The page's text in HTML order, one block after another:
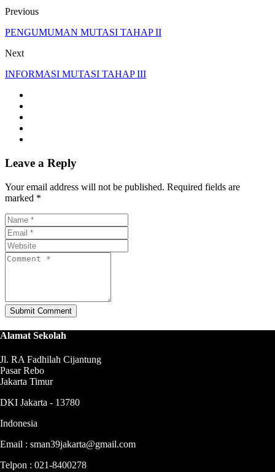
Previous
PENGUMUMAN MUTASI TAHAP II
Next
INFORMASI MUTASI TAHAP III
Leave a Reply
Your email address will not be published. Required fields are
marked *
Alamat Sekolah
Jl. RA Fadhilah Cijantung
Pasar Rebo
Jakarta Timur
DKI Jakarta - 13780
Indonesia
Email : sman39jakarta@gmail.com
Telpon : 021-8400278